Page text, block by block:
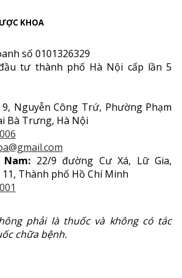
KHOA
số 0101326329
tư thành phố Hà Nội cấp lần 5
Nguyễn Công Trứ, Phường Phạm
Bà Trưng, Hà Nội
22/9 đường Cư Xá, Lữ Gia,
Thành phố Hồ Chí Minh
phải là thuốc và không có tác
chữa bệnh.